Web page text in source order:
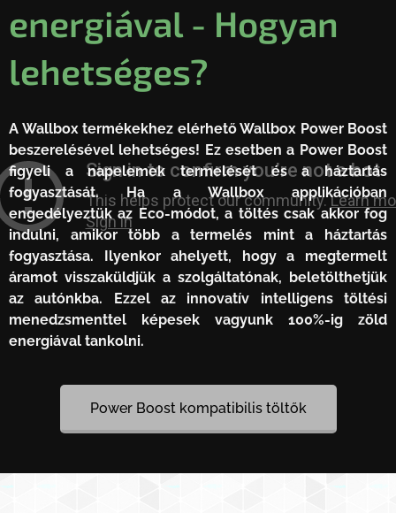
energiával - Hogyan
lehetséges?
A Wallbox termékekhez elérhető Wallbox Power Boost
beszerelésével lehetséges! Ez esetben a Power Boost
figyeli a napelemek termelését és a háztartás
fogyasztását. Ha a Wallbox applikációban
engedélyeztük az Eco-módot, a töltés csak akkor fog
indulni, amikor több a termelés mint a háztartás
fogyasztása. Ilyenkor ahelyett, hogy a megtermelt
áramot visszaküldjük a szolgáltatónak, beletölthetjük
az autónkba. Ezzel az innovatív intelligens töltési
menedzsmenttel képesek vagyunk 100%-ig zöld
energiával tankolni.
Power Boost kompatibilis töltők